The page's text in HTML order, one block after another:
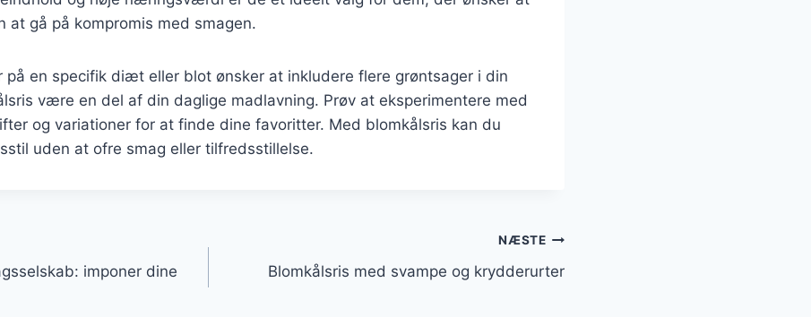
at gå på kompromis med smagen.
på en specifik diæt eller blot ønsker at inkludere flere grøntsager i din
være en del af din daglige madlavning. Prøv at eksperimentere med
og variationer for at finde dine favoritter. Med blomkålsris kan du
uden at ofre smag eller tilfredsstillelse.
imponer dine
NÆSTE
Blomkålsris med svampe og krydderurter